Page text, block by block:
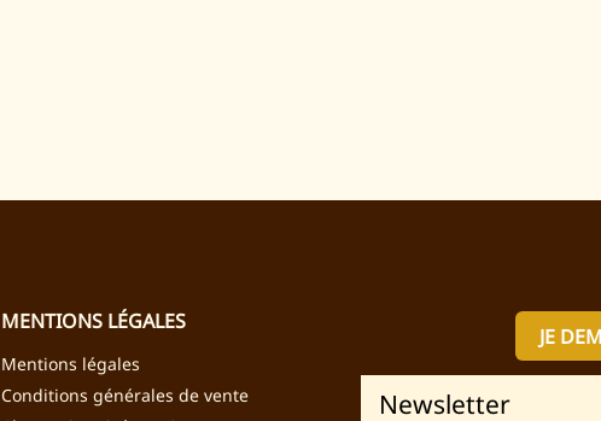
MENTIONS LÉGALES
Mentions légales
Conditions générales de vente
JE
Newsletter